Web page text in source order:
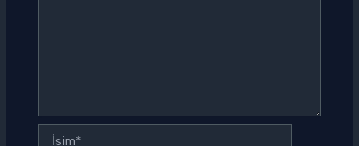
İsim*